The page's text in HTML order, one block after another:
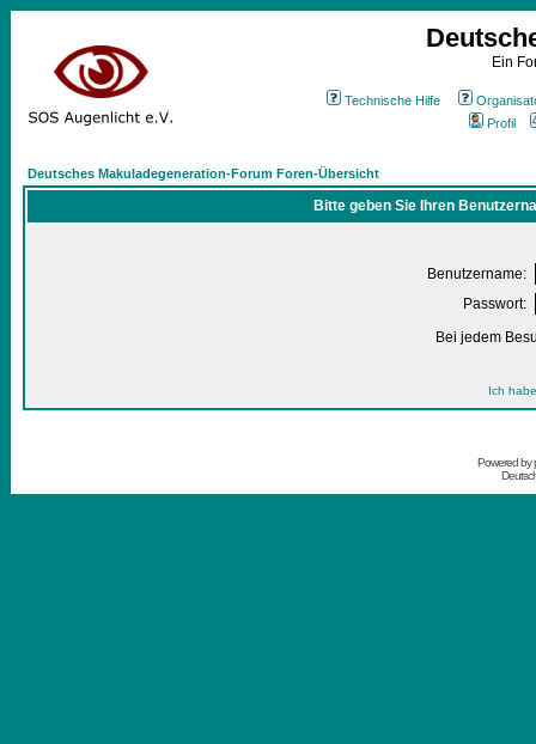
Ein
Technische Hilfe
Profil
Deutsches Makuladegeneration-Forum Foren-Übersicht
Bitte geben Sie Ihren
Benutzername:
Passwort:
Bei jedem
Ich
Powered by